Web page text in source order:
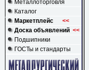
Металлоторговля
Каталог
Маркетплейс
<<
Доска объявлений <<
Подшипники
ГОСТы и стандарты